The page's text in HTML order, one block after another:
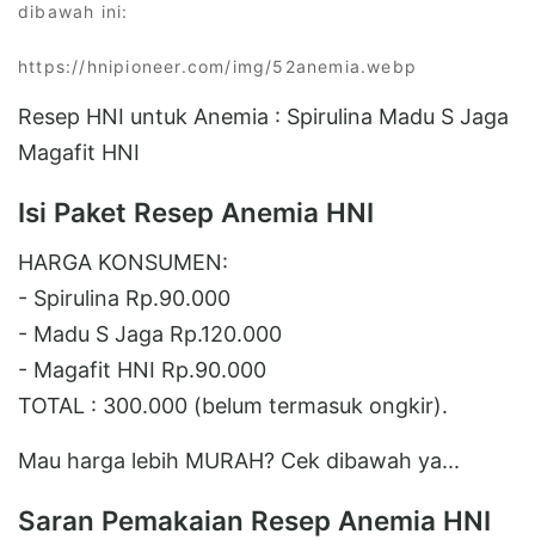
dibawah ini:
https://hnipioneer.com/img/52anemia.webp
Resep HNI untuk Anemia : Spirulina Madu S Jaga
Magafit HNI
Isi Paket Resep Anemia HNI
HARGA KONSUMEN:
- Spirulina Rp.90.000
- Madu S Jaga Rp.120.000
- Magafit HNI Rp.90.000
TOTAL : 300.000 (belum termasuk ongkir).
Mau harga lebih MURAH? Cek dibawah ya...
Saran Pemakaian Resep Anemia HNI